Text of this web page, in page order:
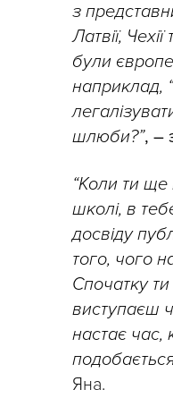
з
Латвії,
були
наприклад,
шлюби?”, –
“Коли ти
школі, в
досвіду
того, чого
Спочатку
виступаєш
настає час,
Яна.